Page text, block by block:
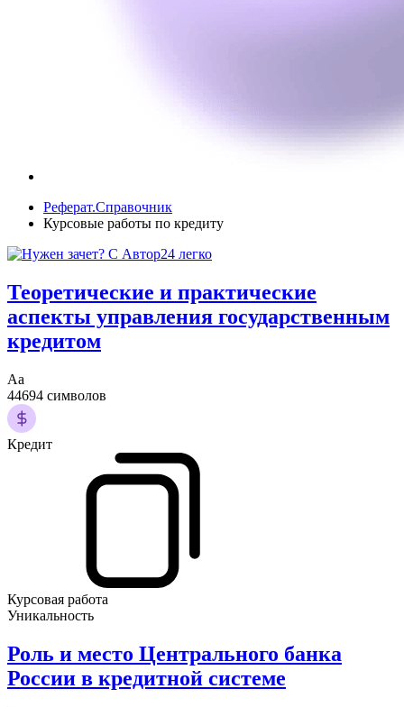
Реферат.Справочник
Курсовые работы по кредиту
Теоретические и практические
аспекты управления государственным
кредитом
Аа
44694 символов
Кредит
Курсовая работа
Уникальность
Роль и место Центрального банка
России в кредитной системе